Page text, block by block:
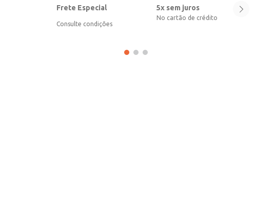
Frete Especial
Consulte condições
5x sem juros
No cartão de crédito